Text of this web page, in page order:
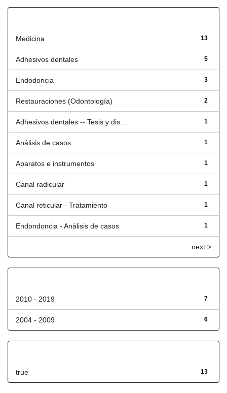
13
Medicina
5
Adhesivos dentales
3
Endodoncia
2
Restauraciones (Odontología)
1
Adhesivos dentales -- Tesis y dis...
1
Análisis de casos
1
Aparatos e instrumentos
1
Canal radicular
1
Canal reticular - Tratamiento
1
Endondoncia - Análisis de casos
next >
7
2010 - 2019
6
2004 - 2009
13
true